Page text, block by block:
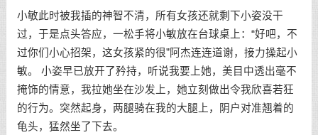
小敏此时被我插的神智不清，所有女孩还就剩下小姿没干
过，于是点头答应，一松手将小敏放在台球桌上：“好吧，不
过你们小心招架，这女孩紧的很”阿杰连连道谢，接力操起小
敏。 小姿早已放开了矜持，听说我要上她，美目中透出毫不
掩饰的情意，我拉她坐在沙发上，她立刻做出令我欣喜若狂
的行为。突然起身，两腿骑在我的大腿上，阴户对准翘着的
龟头，猛然坐了下去。